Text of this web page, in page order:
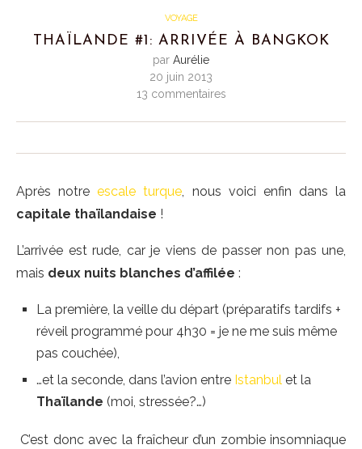
VOYAGE
THAÏLANDE #1: ARRIVÉE À BANGKOK
par Aurélie
20 juin 2013
13 commentaires
Après notre escale turque, nous voici enfin dans la
capitale thaïlandaise !
L’arrivée est rude, car je viens de passer non pas une,
mais deux nuits blanches d’affilée :
La première, la veille du départ (préparatifs tardifs +
réveil programmé pour 4h30 = je ne me suis même
pas couchée),
…et la seconde, dans l’avion entre Istanbul et la
Thaïlande (moi, stressée?…)
C’est donc avec la fraîcheur d’un zombie insomniaque